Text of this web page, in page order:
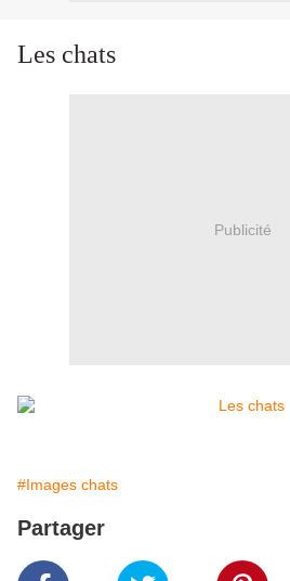
Les chats
Publicité
#Images chats
Partager